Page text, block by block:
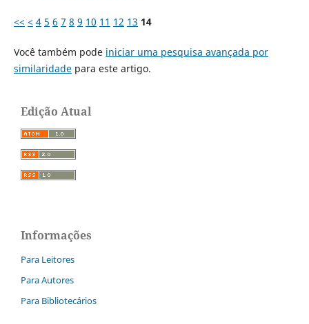
<< < 4 5 6 7 8 9 10 11 12 13 14
Você também pode iniciar uma pesquisa avançada por
similaridadepara este artigo.
Edição Atual
Informações
Para Leitores
Para Autores
Para Bibliotecários